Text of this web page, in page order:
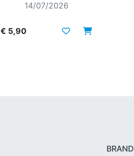
14/07/2026
€ 5,90
BRAND